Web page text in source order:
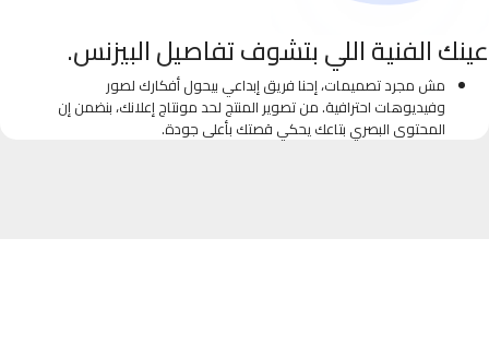
عينك الفنية اللي بتشوف تفاصيل البيزنس.
مش مجرد تصميمات، إحنا فريق إبداعي بيحول أفكارك لصور
وفيديوهات احترافية. من تصوير المنتج لحد مونتاج إعلانك، بنضمن إن
المحتوى البصري بتاعك يحكي قصتك بأعلى جودة.